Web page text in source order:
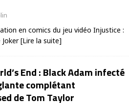
en comics du jeu vidéo Injustice :
[Lire la suite]
End : Black Adam infecté
complétant
de Tom Taylor